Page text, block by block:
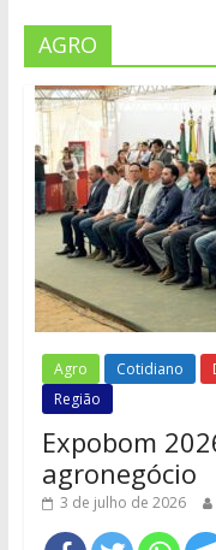
AGRO
Agro Cotidiano
Região
Expobom
agronegócio
3 de julho de 2026